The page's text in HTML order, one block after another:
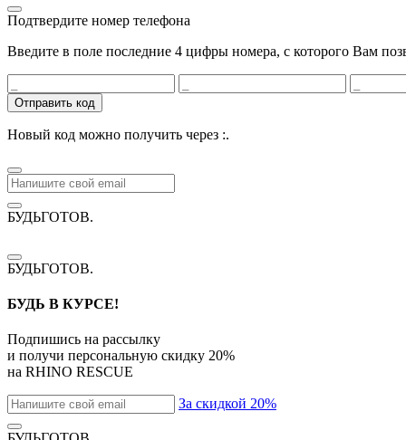
Подтвердите номер телефона
Введите в поле последние 4 цифры номера, с которого Вам
Отправить код
Новый код можно получить через :.
БУДЬГОТОВ.
БУДЬГОТОВ.
БУДЬ В КУРСЕ!
Подпишись на рассылку
и получи персональную скидку 20%
на RHINO RESCUE
За скидкой 20%